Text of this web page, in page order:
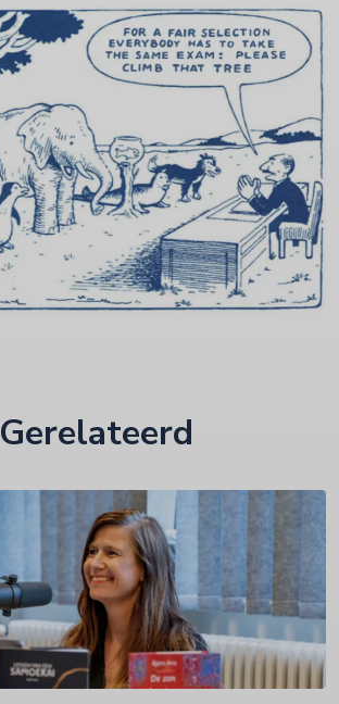
Gerelateerd